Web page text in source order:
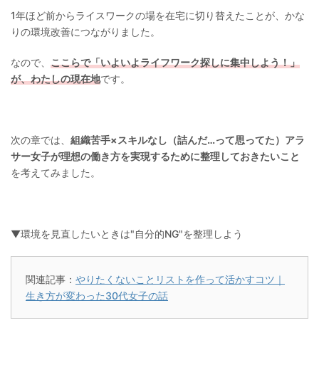
1年ほど前からライスワークの場を在宅に切り替えたことが、かな
りの環境改善につながりました。
なので、 ここらで「いよいよライフワーク探しに集中しよう！」
が、わたしの現在地です。
次の章では、 組織苦手×スキルなし（詰んだ…って思ってた）アラ
サー女子が理想の働き方を実現するために整理しておきたいこと
を考えてみました。
▼環境を見直したいときは"自分的NG"を整理しよう
関連記事： やりたくないことリストを作って活かすコツ｜
生き方が変わった30代女子の話